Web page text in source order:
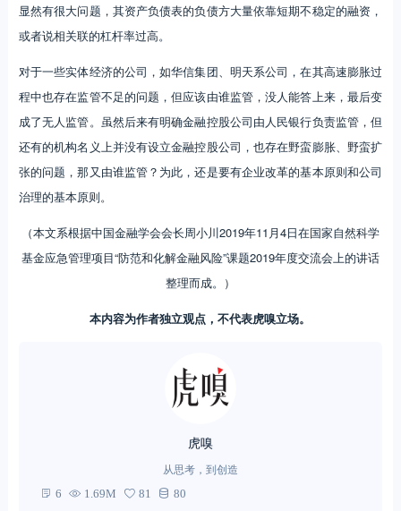
显然有很大问题，其资产负债表的负债方大量依靠短期不稳定的融资，
或者说相关联的杠杆率过高。
对于一些实体经济的公司，如华信集团、明天系公司，在其高速膨胀过
程中也存在监管不足的问题，但应该由谁监管，没人能答上来，最后变
成了无人监管。虽然后来有明确金融控股公司由人民银行负责监管，但
还有的机构名义上并没有设立金融控股公司，也存在野蛮膨胀、野蛮扩
张的问题，那又由谁监管？为此，还是要有企业改革的基本原则和公司
治理的基本原则。
（本文系根据中国金融学会会长周小川2019年11月4日在国家自然科学
基金应急管理项目“防范和化解金融风险”课题2019年度交流会上的讲话
整理而成。）
本内容为作者独立观点，不代表虎嗅立场。
虎嗅
从思考，到创造
6 1.69M 81 80